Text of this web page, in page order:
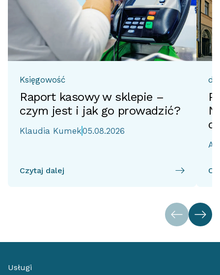
Księgowość
Raport kasowy w sklepie –
czym jest i jak go prowadzić?
Klaudia Kumek05.08.2026
Czytaj dalej
Usługi